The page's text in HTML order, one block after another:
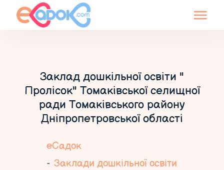
Заклад дошкільної освіти "
Пролісок" Томаківської селищної
ради Томаківського району
Дніпропетровської області
еСадок
Заклади дошкільної освіти